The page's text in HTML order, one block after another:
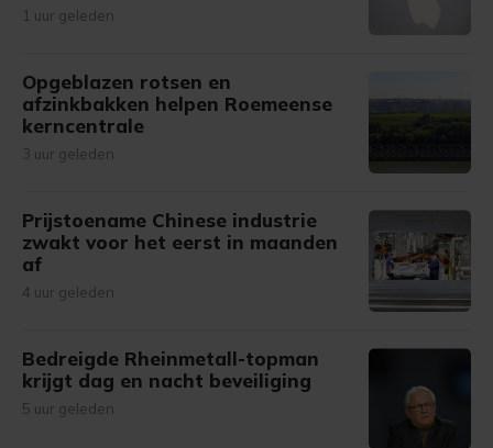
1 uur geleden
Opgeblazen rotsen en
afzinkbakken helpen Roemeense
kerncentrale
3 uur geleden
Prijstoename Chinese industrie
zwakt voor het eerst in maanden
af
4 uur geleden
Bedreigde Rheinmetall-topman
krijgt dag en nacht beveiliging
5 uur geleden